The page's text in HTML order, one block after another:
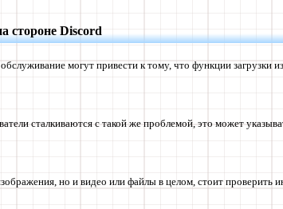
стороне Discord
могут привести к тому, что функции загрузки
сталкиваются с такой же проблемой, это может
но и видео или файлы в целом, стоит проверить